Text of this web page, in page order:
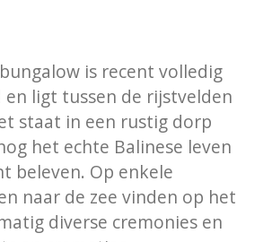
is recent volledig
en ligt tussen de rijstvelden
staat in een rustig dorp
het echte Balinese leven
beleven. Op enkele
naar de zee vinden op het
diverse cremonies en